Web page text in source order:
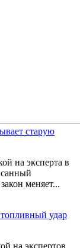
старую
на эксперта в
меняет...
удар
на экспертов